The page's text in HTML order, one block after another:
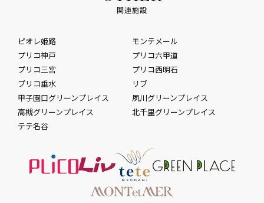
関連施設
ピオレ姫路
モンテメール
プリコ神戸
プリコ六甲道
プリコ三宮
プリコ西明石
プリコ垂水
リブ
甲子園口グリーンプレイス
夙川グリーンプレイス
高槻グリーンプレイス
北千里グリーンプレイス
テテ名谷